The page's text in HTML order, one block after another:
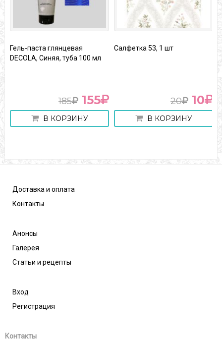
Гель-паста глянцевая
DECOLA, Синяя, туба 100 мл
185 155
В КОРЗИНУ
Салфетка 53, 1 шт
20 10
В КОРЗИНУ
Доставка и оплата
Контакты
Анонсы
Галерея
Статьи и рецепты
Вход
Регистрация
Контакты